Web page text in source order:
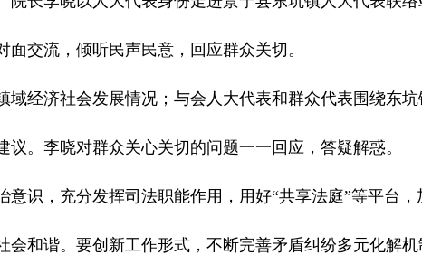
交流，倾听民声民意，回应群众关切。
域经济社会发展情况；与会人大代表和群众代表围绕东
。李晓对群众关心关切的问题一一回应，答疑解惑。
意识，充分发挥司法职能作用，用好“共享法庭”等平台，
会和谐。要创新工作形式，不断完善矛盾纠纷多元化解